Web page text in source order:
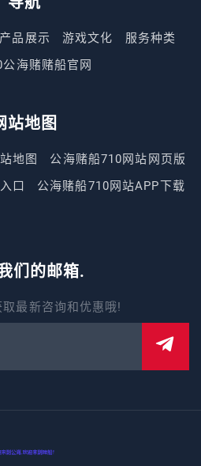
产品展示 游戏文化
服务种类
海赌赌船官网
站地图
地图
公海赌船710网站网页版
口
公海赌船710网站APP下载
们的邮箱.
最新咨询和优惠哦!